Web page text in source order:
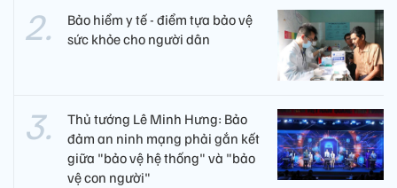
Bảo hiểm y tế - điểm tựa bảo vệ
sức khỏe cho người dân
Thủ tướng Lê Minh Hưng: Bảo
đảm an ninh mạng phải gắn kết
giữa "bảo vệ hệ thống" và "bảo
vệ con người"